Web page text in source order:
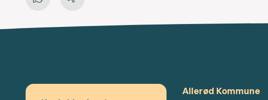
Allerød Kommune